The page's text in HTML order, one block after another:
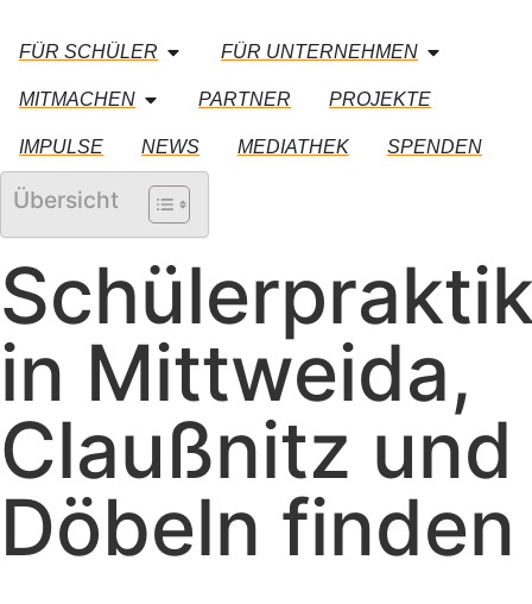
FÜR SCHÜLER FÜR UNTERNEHMEN
MITMACHEN PARTNER PROJEKTE
IMPULSE NEWS MEDIATHEK SPENDEN
Übersicht
in Mittweida,
Claußnitz und
Döbeln finden